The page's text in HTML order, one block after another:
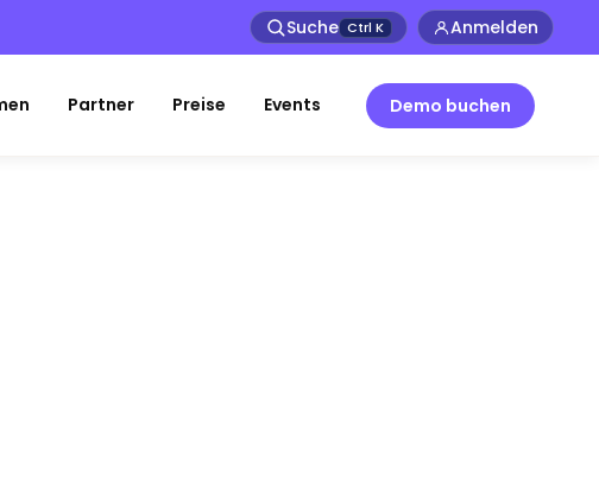
Suche Ctrl K Anmelden
Partner Preise Events Demo buchen